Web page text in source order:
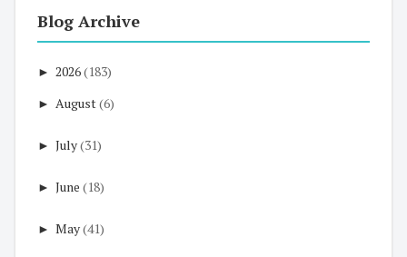
Blog Archive
► 2026(183)
► August(6)
► July(31)
► June (18)
► May(41)